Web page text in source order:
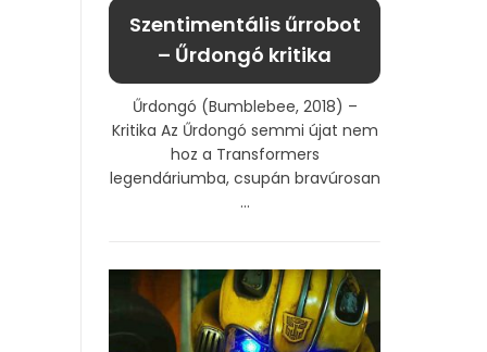
Szentimentális űrrobot
– Űrdongó kritika
Űrdongó (Bumblebee, 2018) –
Kritika Az Űrdongó semmi újat nem
hoz a Transformers
legendáriumba, csupán bravúrosan
...